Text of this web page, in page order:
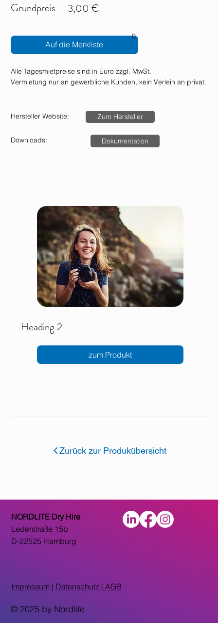
Grundpreis 3,00 €
Auf die Merkliste
0
Alle Tagesmietpreise sind in Euro zzgl. MwSt.
Vermietung nur an gewerbliche Kunden, kein Verleih an privat.
Hersteller Website: Zum Hersteller
Downloads: Dokumentation
Heading 2
zum Produkt
Zurück zur Produkübersicht
NORDLITE Dry Hire
Lederstraße 15b
D-22525 Hamburg
© 2025 by Nordlite
Impressum| Datenschutz | AGB